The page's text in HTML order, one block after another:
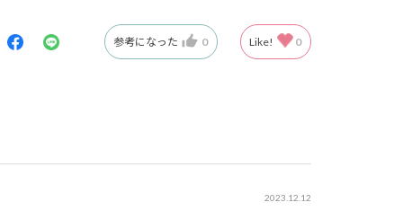
参考になった 0 Like! 0
2023.12.12